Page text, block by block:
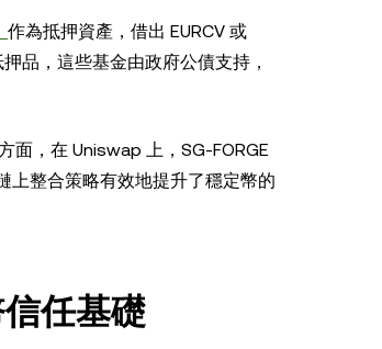
作為抵押資產，借出 EURCV 或
品，這些基金由政府公債支持，
面，在 Uniswap 上，SG-FORGE
上整合策略有效地提升了穩定幣的
任基礎